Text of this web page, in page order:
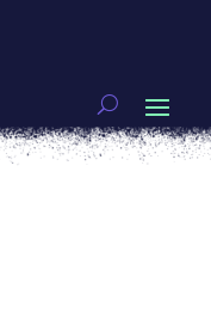
Artivismo
espacio de
nuestros